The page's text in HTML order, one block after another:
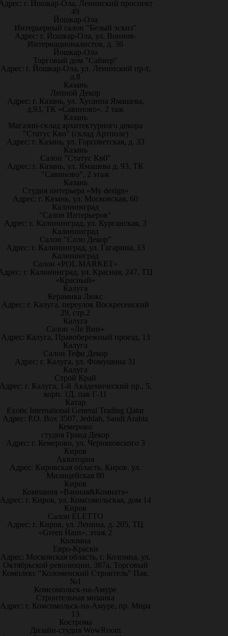
г. Йошкар-Ола, Ленинский проспект
49
Йошкар-Ола
Интерьерный салон "Белый эскиз"
Адрес: г. Йошкар-Ола, ул. Воинов-
Интернационалистов, д. 36
Йошкар-Ола
Торговый дом "Сайвер"
Адрес: г. Йошкар-Ола, ул. Ленинский пр-т,
д.8
Казань
Лепной Декор
Адрес: г. Казань, ул. Хусаина Ямашева,
д.93, ТК «Савиново», 2 таж
Казань
Магазин-склад архитектурного декора
"Статус Кво" (склад Артполе)
Адрес: г. Казань, ул. Горсоветская, д. 33
Казань
Салон "Статус Кв0"
Адрес: г. Казань, ул. Ямашева д. 93, ТК
"Савиново", 2 этаж
Казань
Студия интерьера «My design»
Адрес: г. Казань, ул. Московская, 60
Калининград
"Салон Интерьеров"
Адрес: г. Калининград, ул. Курганская, 3
Калининград
Салон "Соло Декор"
Адрес: г. Калининград, ул. Гагарина, 13
Калининград
Салон «POL MARKET»
г. Калининград, ул. Красная, 247, ТЦ
«Красный»
Калуга
Керамика Люкс
Адрес: г. Калуга, переулок Воскресенский
29, стр.2
Калуга
Салон «Ле Вин»
Адрес: Калуга, Правобережный проезд, 13
Калуга
Салон Тефи Декор
Адрес: г. Калуга, ул. Фомушина 31
Калуга
Строй Край
г. Калуга, 1-й Академический пр., 5,
корп. 1Д, пав Г-11
Катар
Exotic International General Trading Qatar
Адрес: P.O. Box 3507, Jeddah, Saudi Arabia
Кемерово
студия Гранд Декор
Адрес: г. Кемерово, ул. Черняховского 3
Киров
Акватория
Адрес: Кировская область, Киров, ул.
Милицейская 80
Киров
Компания «Ванная&Комната»
Адрес: г. Киров, ул. Комсомольская, дом 14
Киров
Салон ELETTO
Адрес: г. Киров, ул. Ленина, д. 205, ТЦ
«Green Haus», этаж 2
Коломна
Евро-Краски
Адрес: Московская область, г. Коломна, ул.
Октябрьской революции, 387а, Торговый
Комплекс "Коломенский Строитель" Пав.
№1
Комсомольск-на-Амуре
Строительная мозаика
Адрес: г. Комсомольск-на-Амуре, пр. Мира
13
Кострома
Дизайн-студия WowRoom